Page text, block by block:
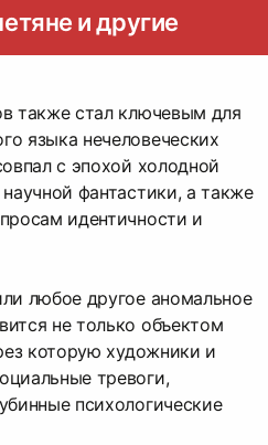
и другие
также стал ключевым для
языка нечеловеческих
с эпохой холодной
фантастики, а также
идентичности и
любое другое аномальное
не только объектом
которую художники и
тревоги,
психологические